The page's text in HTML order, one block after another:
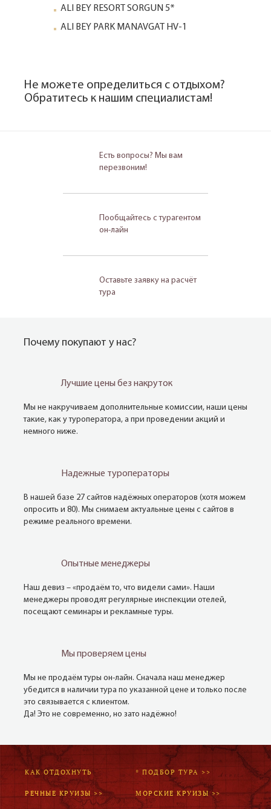
ALI BEY RESORT SORGUN 5*
ALI BEY PARK MANAVGAT HV-1
Не можете определиться с отдыхом?
Обратитесь к нашим специалистам!
Есть вопросы? Мы вам
перезвоним!
Пообщайтесь с турагентом
он-лайн
Оставьте заявку на расчёт
тура
Почему покупают у нас?
Лучшие цены без накруток
Мы не накручиваем дополнительные комиссии, наши цены
такие, как у туроператора, а при проведении акций и
немного ниже.
Надежные туроператоры
В нашей базе 27 сайтов надёжных операторов (хотя можем
опросить и 80). Мы снимаем актуальные цены с сайтов в
режиме реального времени.
Опытные менеджеры
Наш девиз – «продаём то, что видели сами». Наши
менеджеры проводят регулярные инспекции отелей,
посещают семинары и рекламные туры.
Мы проверяем цены
Мы не продаём туры он-лайн. Сначала наш менеджер
убедится в наличии тура по указанной цене и только после
это связывается с клиентом.
Да! Это не современно, но зато надёжно!
КАК ОТДОХНУТЬ * ПОДБОР ТУРА >>
РЕЧНЫЕ КРУИЗЫ >> МОРСКИЕ КРУИЗЫ >>